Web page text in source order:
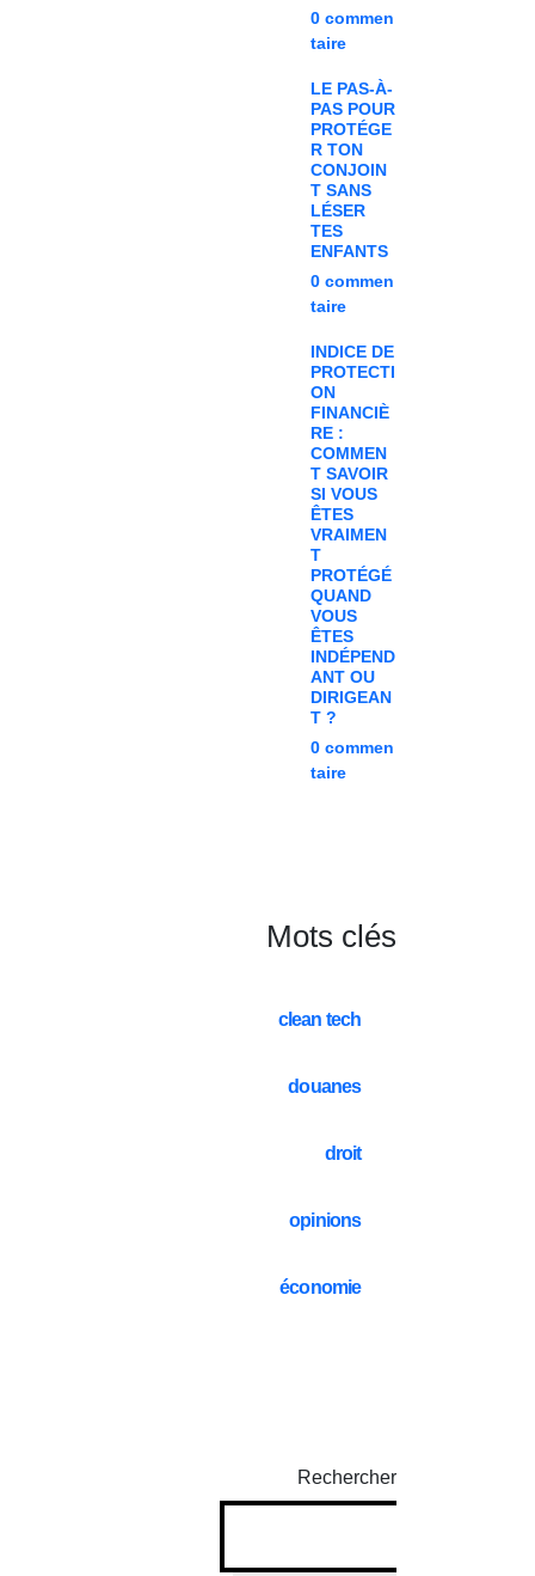
0 commen
taire
LE PAS-À-
PAS POUR
PROTÉGE
R TON
CONJOIN
T SANS
LÉSER
TES
ENFANTS
0 commen
taire
INDICE DE
PROTECTI
ON
FINANCIÈ
RE :
COMMEN
T SAVOIR
SI VOUS
ÊTES
VRAIMEN
T
PROTÉGÉ
QUAND
VOUS
ÊTES
INDÉPEND
ANT OU
DIRIGEAN
T ?
0 commen
taire
Mots clés
clean tech
douanes
droit
opinions
économie
Rechercher